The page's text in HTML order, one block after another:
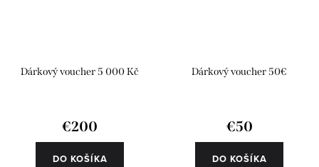
Dárkový voucher 5 000 Kč
€200
DO KOŠÍKA
Dárkový voucher 50€
€50
DO KOŠÍKA